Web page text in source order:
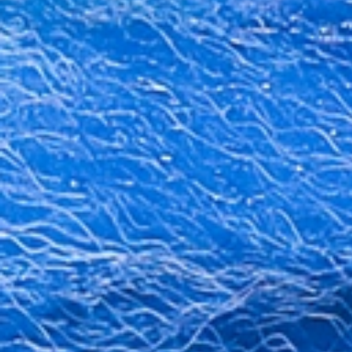
企業介紹
ABOUT
美好理願 陸府健社 大事紀要 菁英
品牌價值
CORE VALUES
生機建築 永續服務 質感樂活
陸府基金會
FOUNDATION
關於陸府基金會 最新消息 美學活動
陸府新訊
NEWS
全部訊息 美學鑑賞 國際展覽 用心